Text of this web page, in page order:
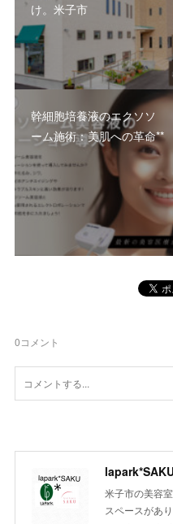
け。米子市
幹細胞培養液のエクソソ
ーム施術：美肌への革命**
0コメント
米子市の美容
スペースがあ